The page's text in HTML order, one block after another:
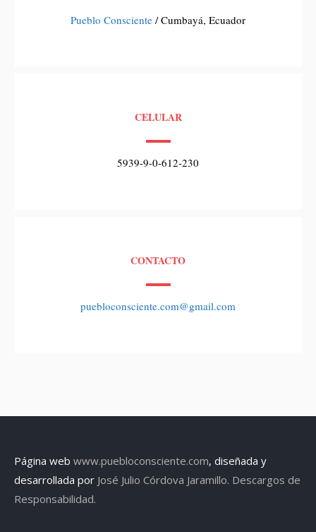
Pueblo Consciente / Cumbayá, Ecuador
CELULAR
5939-9-0-612-230
CONTACTO
puebloconsciente.com@gmail.com
Página web www.puebloconsciente.com, diseñada y
desarrollada por José Julio Córdova Jaramillo. Descargos de
Responsabilidad.